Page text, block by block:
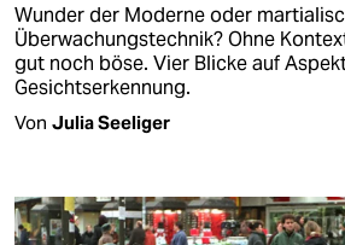
Wunder der Moderne oder
Überwachungstechnik? Ohne
gut noch böse. Vier Blicke auf
Gesichtserkennung.
Von Julia Seeliger